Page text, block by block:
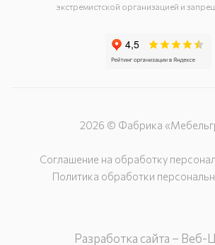
экстремистской организацией и
2026 © Фабрика
Соглашение на обработку
Политика обработки
Разработка сайта – Веб-